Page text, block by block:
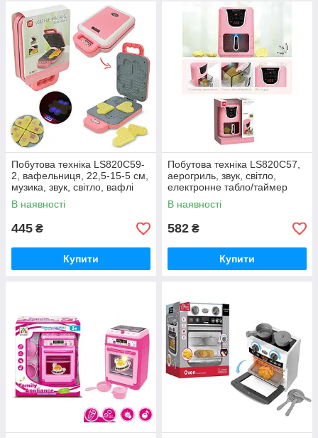
Побутова техніка LS820C59-
2, вафельниця, 22,5-15-5 см,
музика, звук, світло, вафлі
В наявності
445 ₴
Купити
Побутова техніка LS820C57,
аерогриль, звук, світло,
електронне табло/таймер
В наявності
582 ₴
Купити